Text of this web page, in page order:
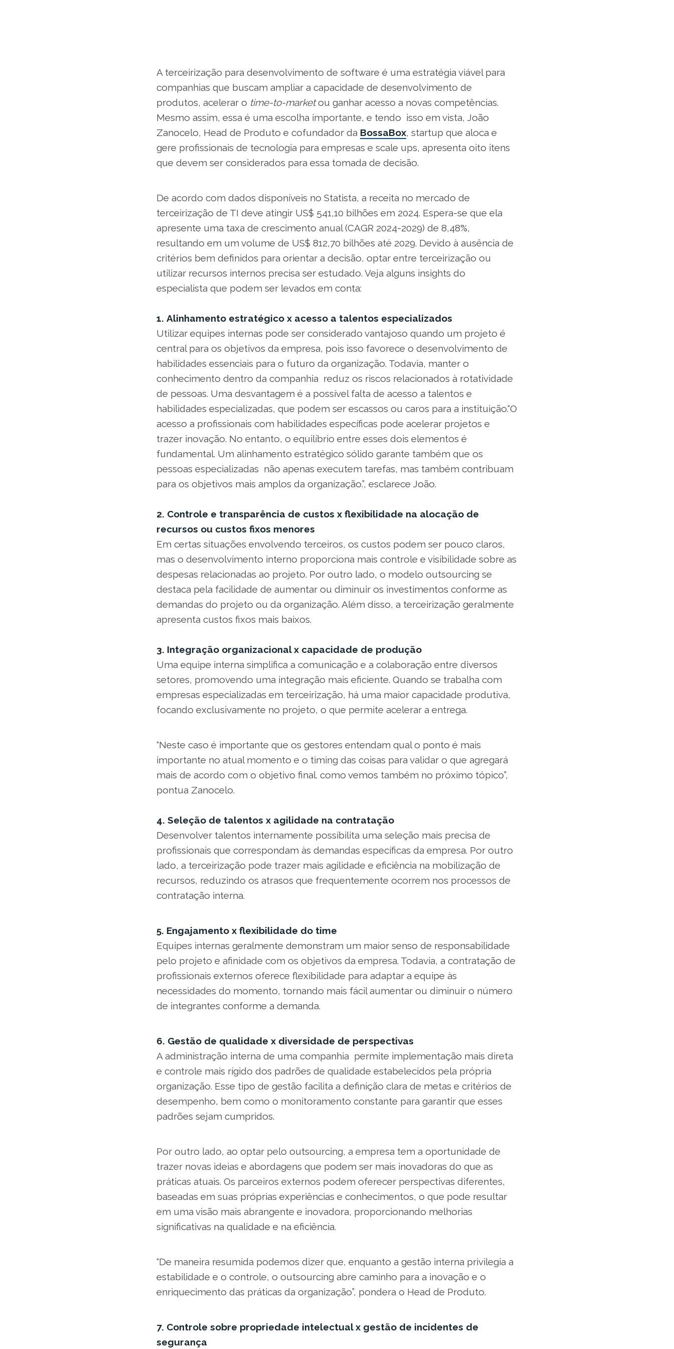
A terceirização para desenvolvimento de software é uma estratégia viável para
companhias que buscam ampliar a capacidade de desenvolvimento de
produtos, acelerar o time-to-marketou ganhar acesso a novas competências.
Mesmo assim, essa é uma escolha importante, e tendo isso em vista, João
Zanocelo, Head de Produto e cofundador da BossaBox, startup que aloca e
gere profissionais de tecnologia para empresas e scale ups, apresenta oito itens
que devem ser considerados para essa tomada de decisão.
De acordo com dados disponíveis no Statista, a receita no mercado de
terceirização de TI deve atingir US$ 541,10 bilhões em 2024. Espera-se que ela
apresente uma taxa de crescimento anual (CAGR 2024-2029) de 8,48%,
resultando em um volume de US$ 812,70 bilhões até 2029. Devido à ausência de
critérios bem definidos para orientar a decisão, optar entre terceirização ou
utilizar recursos internos precisa ser estudado. Veja alguns insights do
especialista que podem ser levados em conta:
1. Alinhamento estratégico x acesso a talentos especializados
Utilizar equipes internas pode ser considerado vantajoso quando um projeto é
central para os objetivos da empresa, pois isso favorece o desenvolvimento de
habilidades essenciais para o futuro da organização. Todavia, manter o
conhecimento dentro da companhia reduz os riscos relacionados à rotatividade
de pessoas. Uma desvantagem é a possível falta de acesso a talentos e
habilidades especializadas, que podem ser escassos ou caros para a instituição.“O
acesso a profissionais com habilidades específicas pode acelerar projetos e
trazer inovação. No entanto, o equilíbrio entre esses dois elementos é
fundamental. Um alinhamento estratégico sólido garante também que os
pessoas especializadas não apenas executem tarefas, mas também contribuam
para os objetivos mais amplos da organização.”, esclarece João.
2. Controle e transparência de custos x flexibilidade na alocação de
recursos ou custos fixos menores
Em certas situações envolvendo terceiros, os custos podem ser pouco claros,
mas o desenvolvimento interno proporciona mais controle e visibilidade sobre as
despesas relacionadas ao projeto. Por outro lado, o modelo outsourcing se
destaca pela facilidade de aumentar ou diminuir os investimentos conforme as
demandas do projeto ou da organização. Além disso, a terceirização geralmente
apresenta custos fixos mais baixos.
3. Integração organizacional x capacidade de produção
Uma equipe interna simplifica a comunicação e a colaboração entre diversos
setores, promovendo uma integração mais eficiente. Quando se trabalha com
empresas especializadas em terceirização, há uma maior capacidade produtiva,
focando exclusivamente no projeto, o que permite acelerar a entrega.
“Neste caso é importante que os gestores entendam qual o ponto é mais
importante no atual momento e o timing das coisas para validar o que agregará
mais de acordo com o objetivo final. como vemos também no próximo tópico”,
pontua Zanocelo.
4. Seleção de talentos x agilidade na contratação
Desenvolver talentos internamente possibilita uma seleção mais precisa de
profissionais que correspondam às demandas específicas da empresa. Por outro
lado, a terceirização pode trazer mais agilidade e eficiência na mobilização de
recursos, reduzindo os atrasos que frequentemente ocorrem nos processos de
contratação interna.
5. Engajamento x flexibilidade do time
Equipes internas geralmente demonstram um maior senso de responsabilidade
pelo projeto e afinidade com os objetivos da empresa. Todavia, a contratação de
profissionais externos oferece flexibilidade para adaptar a equipe às
necessidades do momento, tornando mais fácil aumentar ou diminuir o número
de integrantes conforme a demanda.
6. Gestão de qualidade x diversidade de perspectivas
A administração interna de uma companhia permite implementação mais direta
e controle mais rígido dos padrões de qualidade estabelecidos pela própria
organização. Esse tipo de gestão facilita a definição clara de metas e critérios de
desempenho, bem como o monitoramento constante para garantir que esses
padrões sejam cumpridos.
Por outro lado, ao optar pelo outsourcing, a empresa tem a oportunidade de
trazer novas ideias e abordagens que podem ser mais inovadoras do que as
práticas atuais. Os parceiros externos podem oferecer perspectivas diferentes,
baseadas em suas próprias experiências e conhecimentos, o que pode resultar
em uma visão mais abrangente e inovadora, proporcionando melhorias
significativas na qualidade e na eficiência.
“De maneira resumida podemos dizer que, enquanto a gestão interna privilegia a
estabilidade e o controle, o outsourcing abre caminho para a inovação e o
enriquecimento das práticas da organização”, pondera o Head de Produto.
7. Controle sobre propriedade intelectual x gestão de incidentes de
segurança